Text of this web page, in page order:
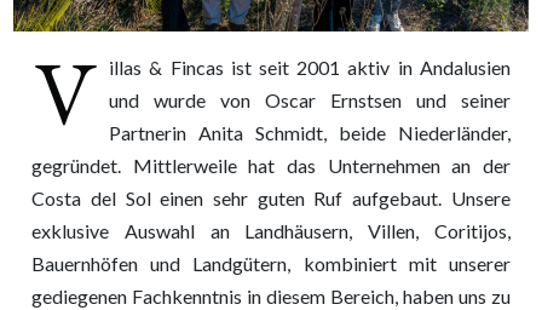
V illas & Fincas ist seit 2001 aktiv in Andalusien
und wurde von Oscar Ernstsen und seiner
Partnerin Anita Schmidt, beide Niederländer,
gegründet. Mittlerweile hat das Unternehmen an der
Costa del Sol einen sehr guten Ruf aufgebaut. Unsere
exklusive Auswahl an Landhäusern, Villen, Coritijos,
Bauernhöfen und Landgütern, kombiniert mit unserer
gediegenen Fachkenntnis in diesem Bereich, haben uns zu